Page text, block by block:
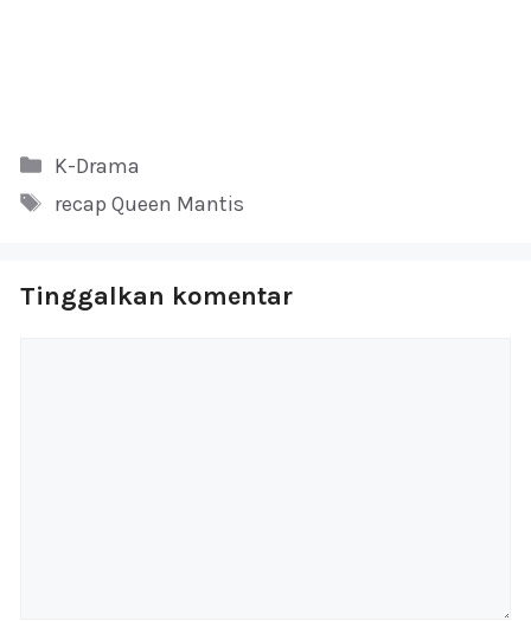
Kategori
K-Drama
Tag
recap Queen Mantis
Tinggalkan komentar